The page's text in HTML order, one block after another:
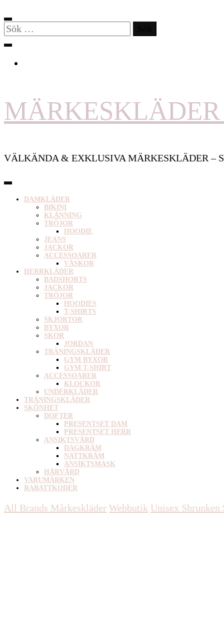
Sök
efter:
VÄLKÄNDA & EXKLUSIVA MÄRKESKLÄDER –
DAMKLÄDER
BIKINI
KLÄNNING
TRÖJOR
HOODIE
JEANS
JACKOR
ACCESSOARER
VÄSKOR
HERRKLÄDER
BADSHORTS
JACKOR
TRÖJOR
HOODIES
T-SHIRTS
SKJORTOR
BYXOR
SKOR
JORDAN
TRÄNINGSKLÄDER
GYM BYXOR
GYM T-SHIRT
ACCESSOARER
KLOCKOR
UNDERKLÄDER
TRÄNINGSKLÄDER
SKÖNHET
DOFTER
PRESENTSET DAM
PRESENTSET HERR
ANSIKTSVÅRD
DAGKRÄM
NATTKRÄM
ANSIKTSMASK
HÅRVÅRD
VARUMÄRKEN
RABATTKODER
All Brands Mårkeskläder Webbutik Unisex Shrunken